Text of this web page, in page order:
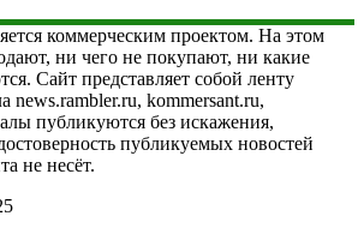
коммерческим проектом. На этом
ни чего не покупают, ни какие
Сайт представляет собой ленту
news.rambler.ru, kommersant.ru,
публикуются без искажения,
публикуемых новостей
не несёт.